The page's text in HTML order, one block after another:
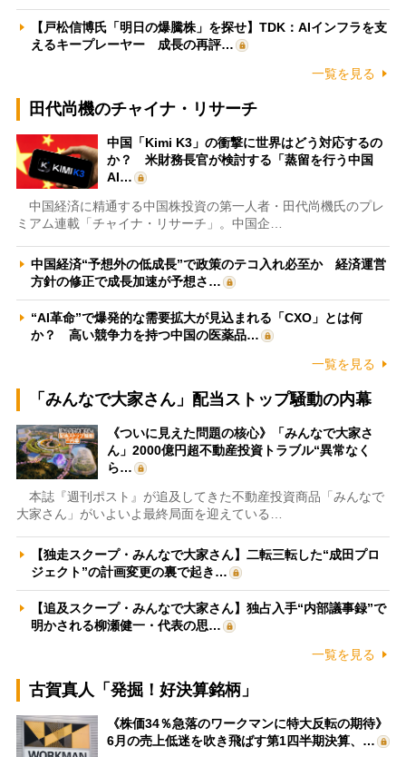
【戸松信博氏「明日の爆騰株」を探せ】TDK：AIインフラを支
えるキープレーヤー 成長の再評…
一覧を見る
田代尚機のチャイナ・リサーチ
中国「Kimi K3」の衝撃に世界はどう対応するの
か？ 米財務長官が検討する「蒸留を行う中国
AI…
中国経済に精通する中国株投資の第一人者・田代尚機氏のプレ
ミアム連載「チャイナ・リサーチ」。中国企…
中国経済“予想外の低成長”で政策のテコ入れ必至か 経済運営
方針の修正で成長加速が予想さ…
“AI革命”で爆発的な需要拡大が見込まれる「CXO」とは何
か？ 高い競争力を持つ中国の医薬品…
一覧を見る
「みんなで大家さん」配当ストップ騒動の内幕
《ついに見えた問題の核心》「みんなで大家さ
ん」2000億円超不動産投資トラブル“異常なく
ら…
本誌『週刊ポスト』が追及してきた不動産投資商品「みんなで
大家さん」がいよいよ最終局面を迎えている…
【独走スクープ・みんなで大家さん】二転三転した“成田プロ
ジェクト”の計画変更の裏で起き…
【追及スクープ・みんなで大家さん】独占入手“内部議事録”で
明かされる柳瀬健一・代表の思…
一覧を見る
古賀真人「発掘！好決算銘柄」
《株価34％急落のワークマンに特大反転の期待》
6月の売上低迷を吹き飛ばす第1四半期決算、…